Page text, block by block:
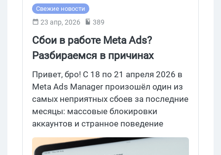
Свежие новости
23 апр, 2026 389
Сбои в работе Meta Ads?
Разбираемся в причинах
Привет, бро! С 18 по 21 апреля 2026 в
Meta Ads Manager произошёл один из
самых неприятных сбоев за последние
месяцы: массовые блокировки
аккаунтов и странное поведение
алгоритма доставки, при котором
бюджеты сгорали за часы без